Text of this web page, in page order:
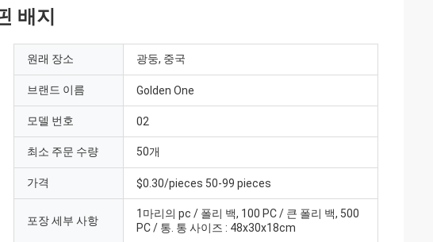
배지
원래 장소 광둥, 중국
브랜드 이름 Golden One
모델 번호 02
최소 주문 수량 50개
가격 $0.30/pieces 50-99 pieces
포장 세부 사항
1마리의 pc / 폴리 백, 100 PC / 큰 폴리 백, 500
PC / 통. 통 사이즈 : 48x30x18cm